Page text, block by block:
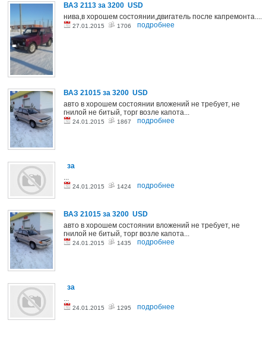
ВАЗ 2113 за 3200 USD
нива,в хорошем состоянии,двигатель после капремонта....
27.01.2015 1706 подробнее
ВАЗ 21015 за 3200 USD
авто в хорошем состоянии вложений не требует, не
гнилой не битый, торг возле капота...
24.01.2015 1867 подробнее
за
24.01.2015 1424 подробнее
ВАЗ 21015 за 3200 USD
авто в хорошем состоянии вложений не требует, не
гнилой не битый, торг возле капота...
24.01.2015 1435 подробнее
за
24.01.2015 1295 подробнее